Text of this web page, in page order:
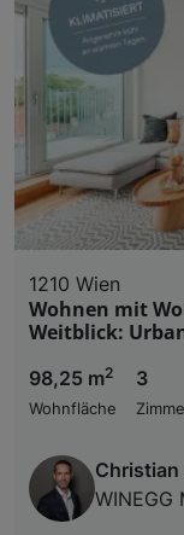
1210 Wien
Wohnen mit
Weitblick:
98,25 m2
Wohnfläche
3
Christian
WINEGG